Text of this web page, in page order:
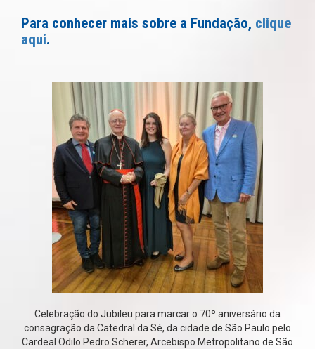
Para conhecer mais sobre a Fundação, clique
aqui.
Celebração do Jubileu para marcar o 70º aniversário da
consagração da Catedral da Sé, da cidade de São Paulo pelo
Cardeal Odilo Pedro Scherer, Arcebispo Metropolitano de São